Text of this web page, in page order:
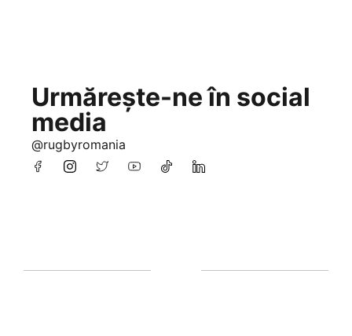
Urmărește-ne în social
media
@rugbyromania